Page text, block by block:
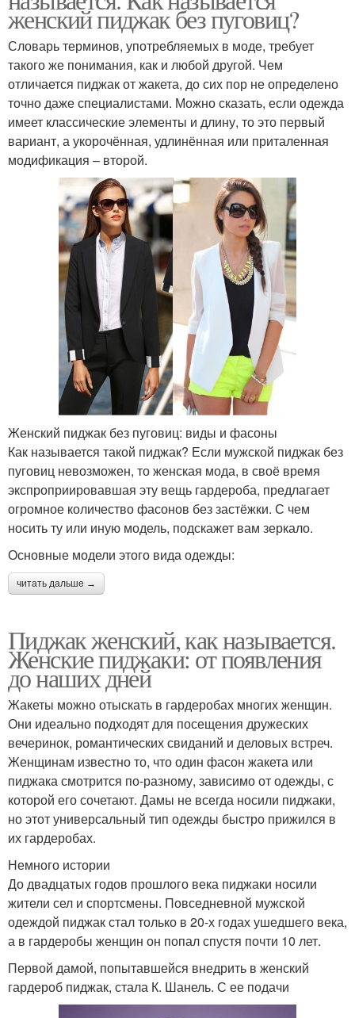
женский пиджак без пуговиц?
Словарь терминов, употребляемых в моде, требует
такого же понимания, как и любой другой. Чем
отличается пиджак от жакета, до сих пор не определено
точно даже специалистами. Можно сказать, если одежда
имеет классические элементы и длину, то это первый
вариант, а укорочённая, удлинённая или приталенная
модификация – второй.
Женский пиджак без пуговиц: виды и фасоны
Как называется такой пиджак? Если мужской пиджак без
пуговиц невозможен, то женская мода, в своё время
экспроприировавшая эту вещь гардероба, предлагает
огромное количество фасонов без застёжки. С чем
носить ту или иную модель, подскажет вам зеркало.
Основные модели этого вида одежды:
читать дальше →
Пиджак женский, как называется.
Женские пиджаки: от появления
до наших дней
Жакеты можно отыскать в гардеробах многих женщин.
Они идеально подходят для посещения дружеских
вечеринок, романтических свиданий и деловых встреч.
Женщинам известно то, что один фасон жакета или
пиджака смотрится по-разному, зависимо от одежды, с
которой его сочетают. Дамы не всегда носили пиджаки,
но этот универсальный тип одежды быстро прижился в
их гардеробах.
Немного истории
До двадцатых годов прошлого века пиджаки носили
жители сел и спортсмены. Повседневной мужской
одеждой пиджак стал только в 20-х годах ушедшего века,
а в гардеробы женщин он попал спустя почти 10 лет.
Первой дамой, попытавшейся внедрить в женский
гардероб пиджак, стала К. Шанель. С ее подачи